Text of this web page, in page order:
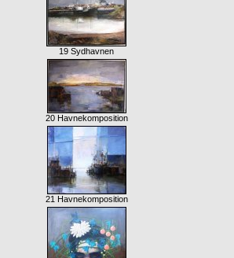
19 Sydhavnen
20 Havnekomposition
21 Havnekomposition